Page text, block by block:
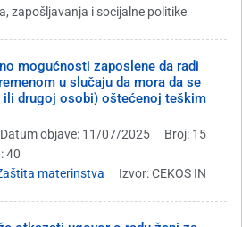
zapošljavanja i socijalne politike
mogućnosti zaposlene da radi
u slučaju da mora da se
drugoj osobi) oštećenoj teškim
Datum objave: 11/07/2025
Broj: 15
40
materinstva Izvor: CEKOS IN